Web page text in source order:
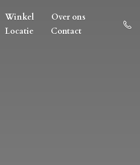
Winkel
Over ons
Locatie
Contact